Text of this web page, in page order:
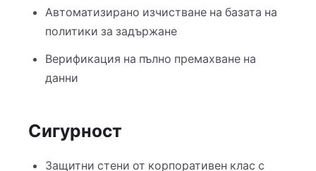
Автоматизирано изчистване на базата на
политики за задържане
Верификация на пълно премахване на
данни
Сигурност
Защитни стени от корпоративен клас с